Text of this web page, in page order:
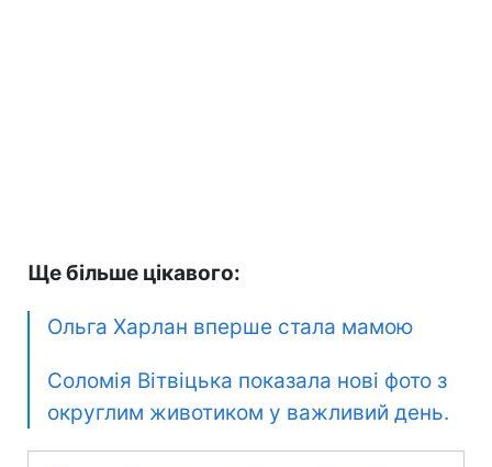
Ще більше цікавого:
Ольга Харлан вперше стала мамою
Соломія Вітвіцька показала нові фото з
округлим животиком у важливий день.